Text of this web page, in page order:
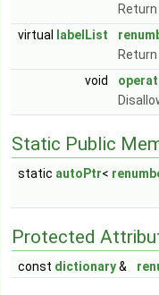
Type1, TypeR >
TypeR, Type2 >
TypeR, TypeR >
Type1, TypeR, PatchField,
TypeR, Type2, PatchField,
TypeR, TypeR, PatchField,
virtual
labelList
void
Static Public
static autoPtr<
Protected
const dictionary&